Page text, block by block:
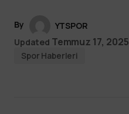
By
YTSPOR
Updated Temmuz 17, 2025
Spor Haberleri